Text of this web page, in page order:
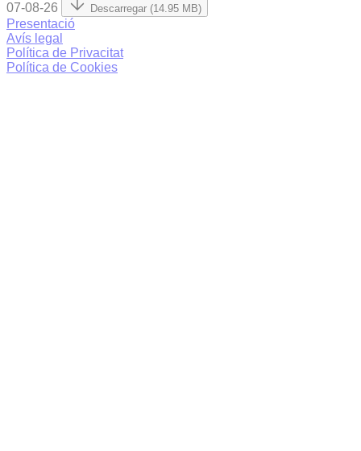
07-08-26 Descarregar (14.95 MB)
Presentació
Avís legal
Política de Privacitat
Política de Cookies